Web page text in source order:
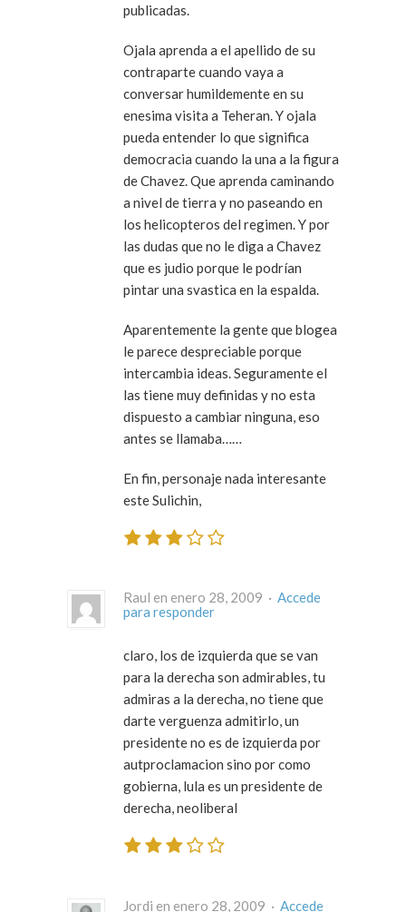
publicadas.
Ojala aprenda a el apellido de su
contraparte cuando vaya a
conversar humildemente en su
enesima visita a Teheran. Y ojala
pueda entender lo que significa
democracia cuando la una a la figura
de Chavez. Que aprenda caminando
a nivel de tierra y no paseando en
los helicopteros del regimen. Y por
las dudas que no le diga a Chavez
que es judio porque le podrían
pintar una svastica en la espalda.
Aparentemente la gente que blogea
le parece despreciable porque
intercambia ideas. Seguramente el
las tiene muy definidas y no esta
dispuesto a cambiar ninguna, eso
antes se llamaba……
En fin, personaje nada interesante
este Sulichin,
Raul en enero 28, 2009 · Accede
para responder
claro, los de izquierda que se van
para la derecha son admirables, tu
admiras a la derecha, no tiene que
darte verguenza admitirlo, un
presidente no es de izquierda por
autproclamacion sino por como
gobierna, lula es un presidente de
derecha, neoliberal
Jordi en enero 28, 2009 · Accede